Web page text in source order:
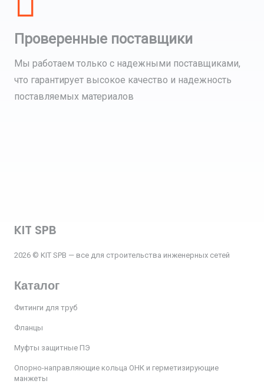
Проверенные поставщики
Мы работаем только с надежными поставщиками,
что гарантирует высокое качество и надежность
поставляемых материалов
KIT SPB
2026 © KIT SPB — все для строительства инженерных сетей
Каталог
Фитинги для труб
Фланцы
Муфты защитные ПЭ
Опорно-направляющие кольца ОНК и герметизирующие
манжеты